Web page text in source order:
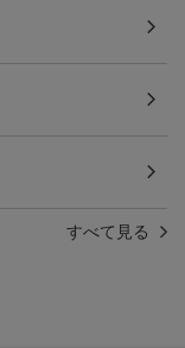
すべて見る